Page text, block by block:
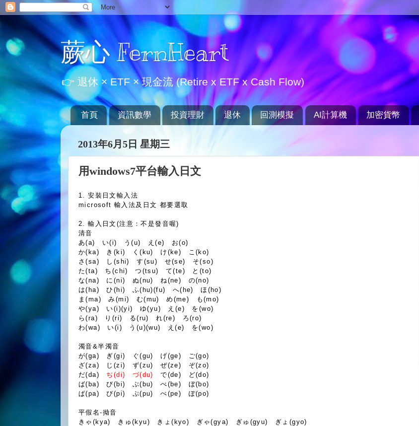
蕨心 FernHeart
👉 退休 × ETF × 現金流 (Retire x ETF x Cash Flow)
首頁 資訊數學 投資理財 退休 回測模擬 AI計算機 加密貨幣
2013年6月5日 星期三
用windows7平台輸入日文
1. 安裝日文輸入法
microsoft 輸入法及日文 都要選取
2. 輸入日文(注意：不是發音喔)
清音
あ(a) い(i) う(u) え(e) お(o)
か(ka) き(ki) く(ku) け(ke) こ(ko)
さ(sa) し(shi) す(su) せ(se) そ(so)
た(ta) ち(chi) つ(tsu) て(te) と(to)
な(na) に(ni) ぬ(nu) ね(ne) の(no)
は(ha) ひ(hi) ふ(hu)(fu) へ(he) ほ(ho)
ま(ma) み(mi) む(mu) め(me) も(mo)
や(ya) い(i)(yi) ゆ(yu) え(e) を(wo)
ら(ra) り(ri) る(ru) れ(re) ろ(ro)
わ(wa) い(i) う(u)(wu) え(e) を(wo)
濁音&半濁音
が(ga) ぎ(gi) ぐ(gu) げ(ge) ご(go)
ざ(za) じ(zi) ず(zu) ぜ(ze) ぞ(zo)
だ(da) ぢ(di) づ(du)
で(de) ど(do)
ば(ba) び(bi) ぶ(bu) べ(be) ぼ(bo)
ぱ(pa) ぴ(pi) ぷ(pu) ぺ(pe) ぽ(po)
平假名-拗音
きゃ(kya) きゅ(kyu) きょ(kyo) ぎゃ(gya) ぎゅ(gyu) ぎょ(gyo)